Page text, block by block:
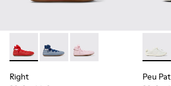
Right - K800674-003 - Ballerines en
Right - K800674-002
Right - K800674-001 -
Right
Peu
Peu